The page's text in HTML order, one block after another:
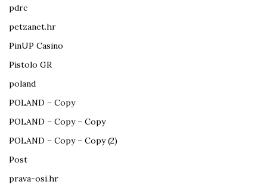
pdrc
petzanet.hr
PinUP Casino
Pistolo GR
poland
POLAND – Copy
POLAND – Copy – Copy
POLAND – Copy – Copy (2)
Post
prava-osi.hr